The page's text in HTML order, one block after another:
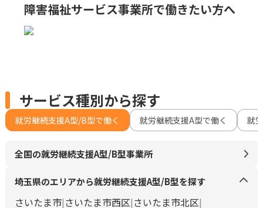
障害福祉サービス事業所で働きたい方へ
サービス種別から探す
就労継続支援A型/B型で働く 就労継続支援A型で働く 就
全国の就労継続支援A型/B型事業所
埼玉県のエリアから就労継続支援A型/B型を探す
さいたま市 さいたま市西区 さいたま市北区